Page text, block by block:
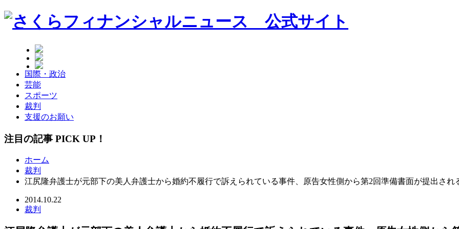
国際・政治
芸能
スポーツ
裁判
支援のお願い
注目の記事 PICK UP！
ホーム
裁判
江尻隆弁護士が元部下の美人弁護士から婚約不履行で訴えられている事件、原告女性側から第2回準備書面が提出され
2014.10.22
裁判